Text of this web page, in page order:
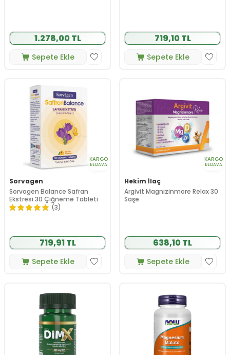
1.278,00 TL
Sepete Ekle
719,10 TL
Sepete Ekle
KARGO
BEDAVA
Sorvagen
Sorvagen Balance Safran
Ekstresi 30 Çiğneme Tableti
(3)
719,91 TL
Sepete Ekle
KARGO
BEDAVA
Hekim İlaç
Argivit Magnizinmore Relax 30
Saşe
638,10 TL
Sepete Ekle